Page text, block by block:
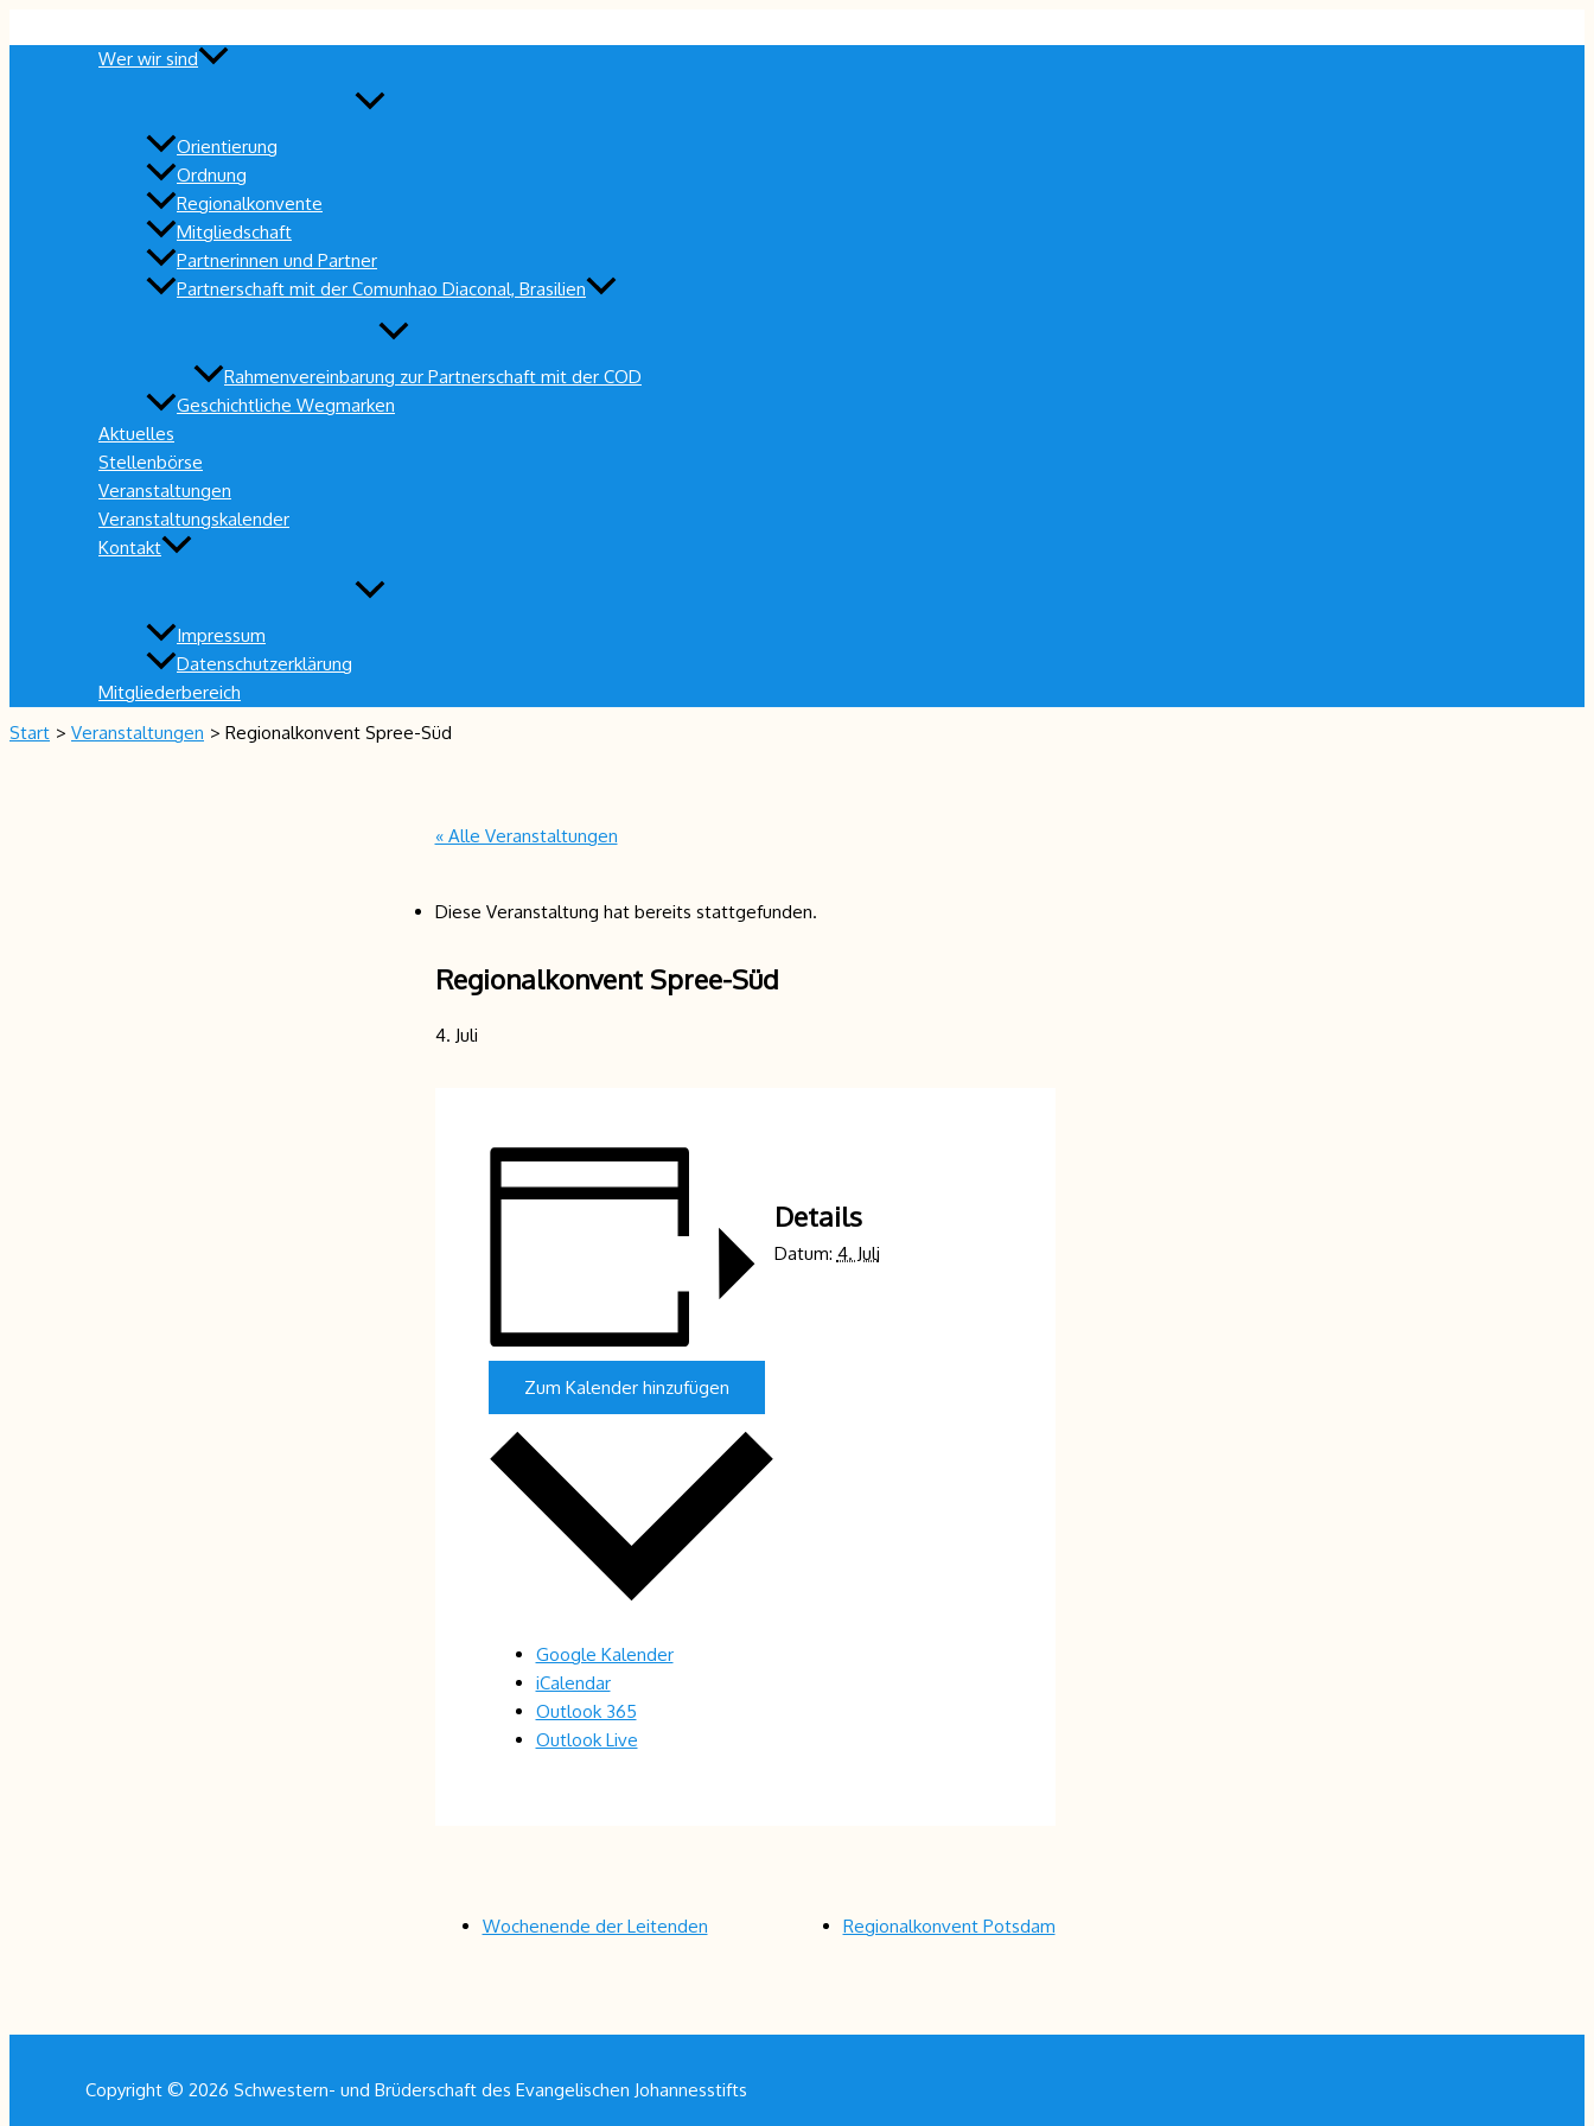
Inhalt
Wer wir sind
Orientierung
Ordnung
Regionalkonvente
Mitgliedschaft
Partnerinnen und Partner
Partnerschaft mit der Comunhao Diaconal, Brasilien
Rahmenvereinbarung zur Partnerschaft mit der COD
Geschichtliche Wegmarken
Aktuelles
Stellenbörse
Veranstaltungen
Veranstaltungskalender
Kontakt
Impressum
Datenschutzerklärung
Mitgliederbereich
Start
Veranstaltungen Regionalkonvent Spree-Süd
« Alle Veranstaltungen
Diese Veranstaltung hat bereits stattgefunden.
Regionalkonvent Spree-Süd
4. Juli
Zum Kalender hinzufügen
Google Kalender
iCalendar
Outlook 365
Outlook Live
Details
Datum: 4. Juli
Wochenende der Leitenden Regionalkonvent Potsdam
Copyright © 2026 Schwestern- und Brüderschaft des Evangelischen Johannesstifts